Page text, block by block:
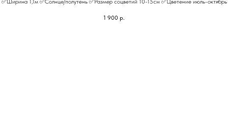
✅Ширина 1,1м ✅Солнце/полутень ✅Размер соцветий 10-15см ✅Цветение июль-октябрь
1 900 р.